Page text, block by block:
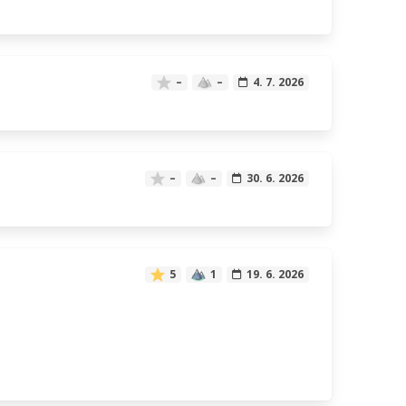
– – 4. 7. 2026
– – 30. 6. 2026
5 1 19. 6. 2026